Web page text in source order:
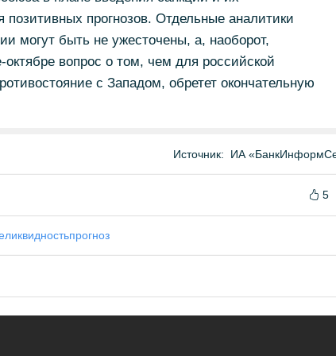
прогнозов. Отдельные аналитики
могут быть не ужесточены, а, наоборот,
вопрос о том, чем для российской
с Западом, обретет окончательную
Источник: ИА
5
ликвидностьпрогноз